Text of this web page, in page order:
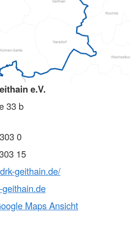
e.V.
33 b
0
15
geithain.de/
Maps Ansicht